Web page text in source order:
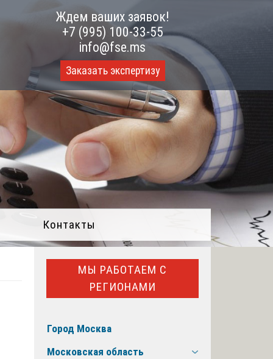
Ждем ваших заявок!
+7 (995) 100-33-55
info@fse.ms
Заказать экспертизу
Контакты
МЫ РАБОТАЕМ С
РЕГИОНАМИ
Город Москва
Московская область